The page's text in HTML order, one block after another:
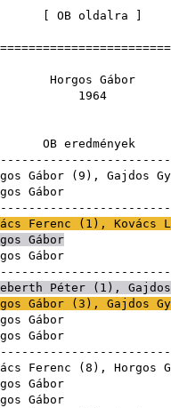
OB oldalra
Gábor (9 ), Gajdos
Ferenc ( 1 ),
Gábor
Péter ( 1 ),
Gábor (3 ), Gajdos
Ferenc ( 8 ), Horgos